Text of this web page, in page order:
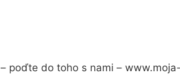
– poďte do toho s nami –